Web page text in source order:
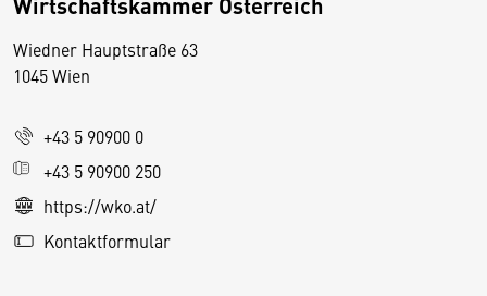
Wiedner Hauptstraße 63
1045 Wien
+43 5 90900 0
+43 5 90900 250
https://wko.at/
Kontaktformular
D
s
e
S
e